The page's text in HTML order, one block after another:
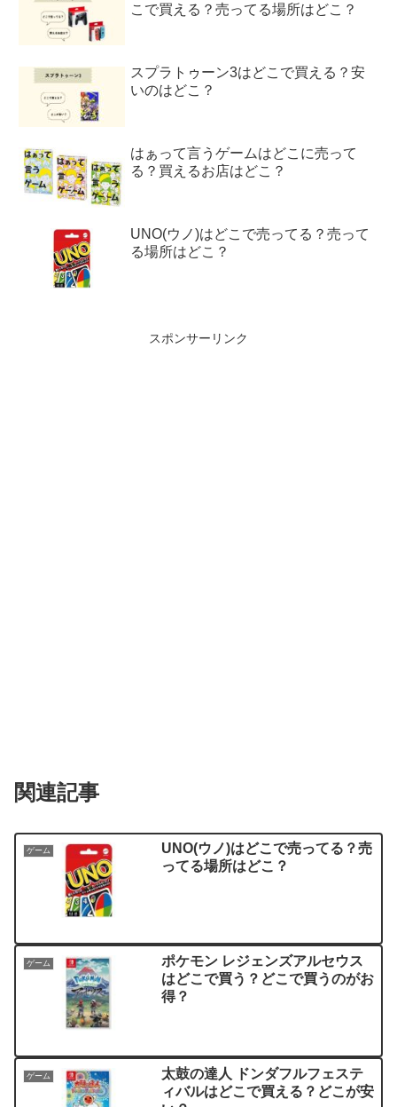
こで買える？売ってる場所はどこ？
スプラトゥーン3はどこで買える？安
いのはどこ？
はぁって言うゲームはどこに売って
る？買えるお店はどこ？
UNO(ウノ)はどこで売ってる？売って
る場所はどこ？
スポンサーリンク
関連記事
ゲーム
UNO(ウノ)はどこで売ってる？売
ってる場所はどこ？
ゲーム
ポケモン レジェンズアルセウス
はどこで買う？どこで買うのがお
得？
ゲーム
太鼓の達人 ドンダフルフェステ
ィバルはどこで買える？どこが安